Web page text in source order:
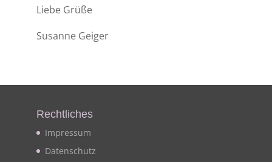
Liebe Grüße
Susanne Geiger
Rechtliches
Impressum
Datenschutz